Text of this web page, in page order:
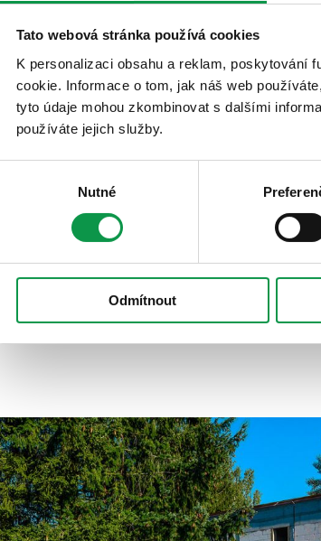
Tato webová stránka používá cookies
K personalizaci obsahu a reklam, poskytování
cookie. Informace o tom, jak náš web
tyto údaje mohou zkombinovat s dalšími
používáte jejich služby.
Nutné
Odmítnout
Detail